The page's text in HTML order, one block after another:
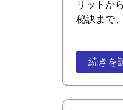
リットか
秘訣まで
続きを